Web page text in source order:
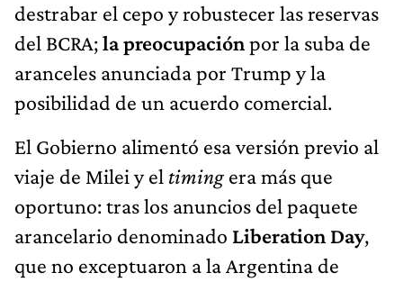
destrabar el cepo y robustecer las reservas
del BCRA;la preocupaciónpor la suba de
aranceles anunciada por Trump y la
posibilidad de un acuerdo comercial.
El Gobierno alimentó esa versión previo al
viaje de Milei y el timing era más que
oportuno: tras los anuncios del paquete
arancelario denominado Liberation Day,
que no exceptuaron a la Argentina de